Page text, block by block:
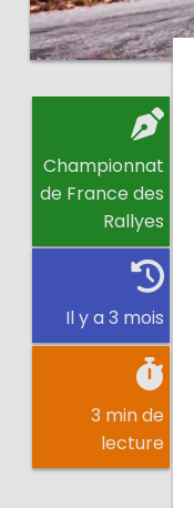
Championnat
de France des
Rallyes
Il y a 3 mois
3 min de
lecture